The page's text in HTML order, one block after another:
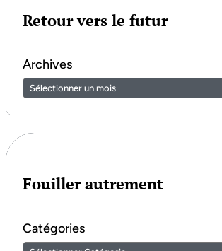
Retour vers le futur
Archives
Fouiller autrement
Catégories